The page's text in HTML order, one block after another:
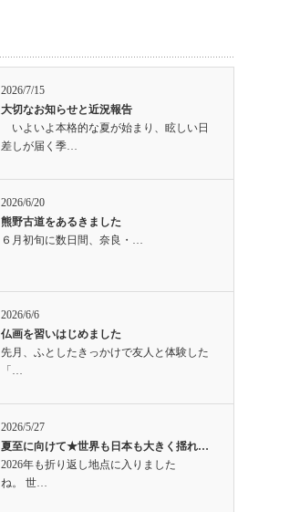
2026/7/15
大切なお知らせと近況報告
いよいよ本格的な夏が始まり、眩しい日
差しが届く季…
2026/6/20
熊野古道をあるきました
６月初旬に数日間、奈良・…
2026/6/6
仏画を習いはじめました
先月、ふとしたきっかけで友人と体験した
「…
2026/5/27
夏至に向けて★世界も日本も大きく揺れ…
2026年も折り返し地点に入りました
ね。 世…